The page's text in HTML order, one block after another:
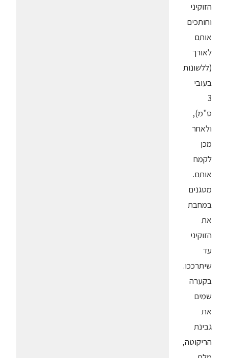
הזוקיני
וחותכים
אותם
לאורך
(ללשונות
בעובי
3
ס"מ),
ולאחר
מכן
לקמח
אותם.
מטגנים
במחבת
את
הזוקיני
עד
שיתרככו.
בקערה
שמים
את
גבינת
הריקוטה,